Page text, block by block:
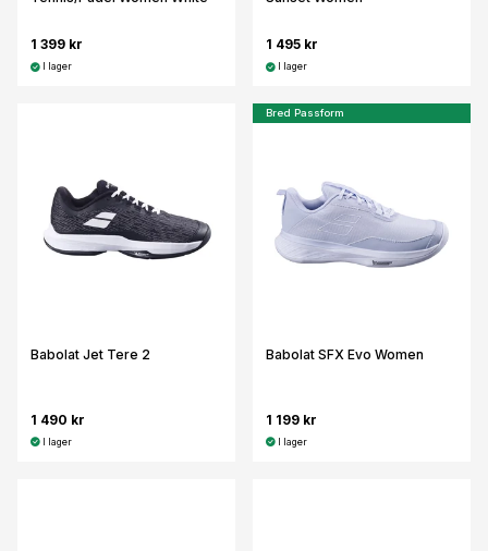
1 399 kr
I lager
1 495 kr
I lager
Babolat Jet Tere 2
1 490 kr
I lager
Bred Passform
Babolat SFX Evo Women
1 199 kr
I lager